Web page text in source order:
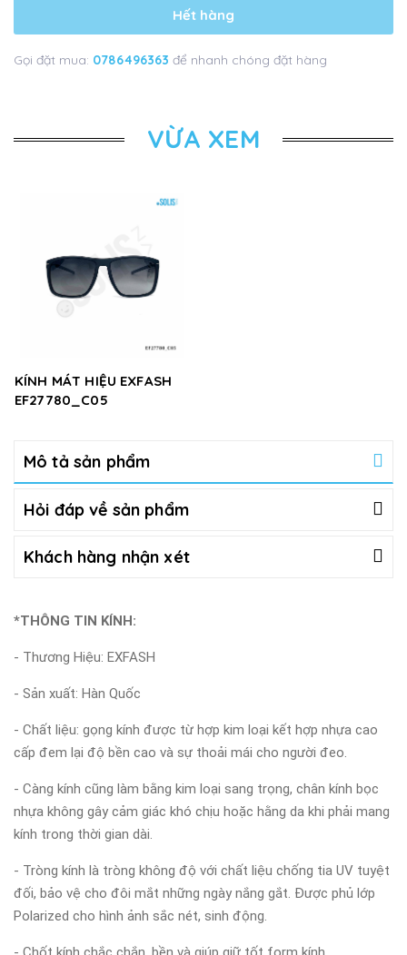
Hết hàng
Gọi đặt mua: 0786496363 để nhanh chóng đặt hàng
VỪA XEM
KÍNH MÁT HIỆU EXFASH
EF27780_C05
Mô tả sản phẩm
Hỏi đáp về sản phẩm
Khách hàng nhận xét
*THÔNG TIN KÍNH:
- Thương Hiệu: EXFASH
- Sản xuất: Hàn Quốc
- Chất liệu: gọng kính được từ hợp kim loại kết hợp nhựa cao
cấp đem lại độ bền cao và sự thoải mái cho người đeo.
- Càng kính cũng làm bằng kim loại sang trọng, chân kính bọc
nhựa không gây cảm giác khó chịu hoặc hằng da khi phải mang
kính trong thời gian dài.
- Tròng kính là tròng không độ với chất liệu chống tia UV tuyệt
đối, bảo vệ cho đôi mắt những ngày nắng gắt. Được phủ lớp
Polarized cho hình ảnh sắc nét, sinh động.